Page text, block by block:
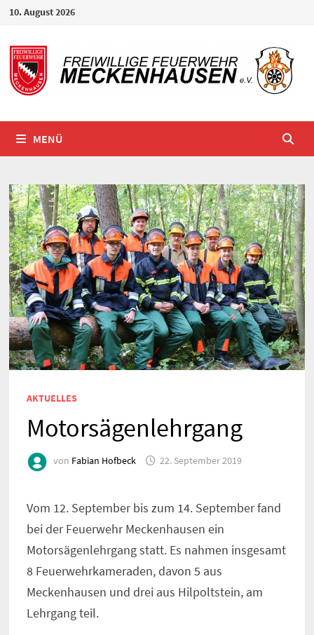
Zum
springen
10. August 2026
MENÜ
AKTUELLES
Motorsägenlehrgang
von Fabian Hofbeck 22. September 2019
Vom 12. September bis zum 14. September fand
bei der Feuerwehr Meckenhausen ein
Motorsägenlehrgang statt. Es nahmen insgesamt
8 Feuerwehrkameraden, davon 5 aus
Meckenhausen und drei aus Hilpoltstein, am
Lehrgang teil.